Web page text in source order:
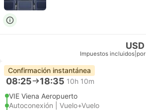
Impuestos incluidos
Confirmación instantánea
08:25 18:35 10h 10m
VIE Viena Aeropuerto
Autoconexión | Vuelo+Vuelo